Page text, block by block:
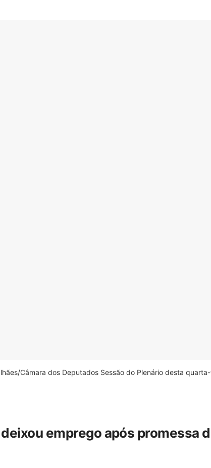
Câmara dos Deputados Sessão do Plenário desta
emprego após promessa